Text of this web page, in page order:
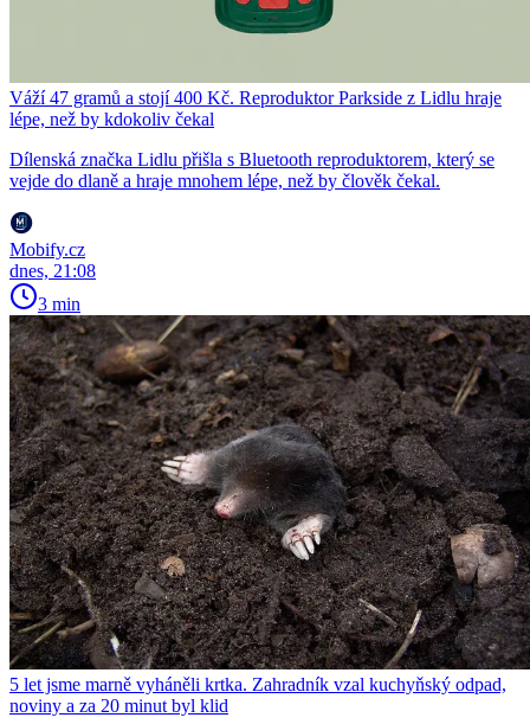
Váží 47 gramů a stojí 400 Kč. Reproduktor Parkside z Lidlu hraje
lépe, než by kdokoliv čekal
Dílenská značka Lidlu přišla s Bluetooth reproduktorem, který se
vejde do dlaně a hraje mnohem lépe, než by člověk čekal.
Mobify.cz
dnes, 21:08
3 min
5 let jsme marně vyháněli krtka. Zahradník vzal kuchyňský odpad,
noviny a za 20 minut byl klid